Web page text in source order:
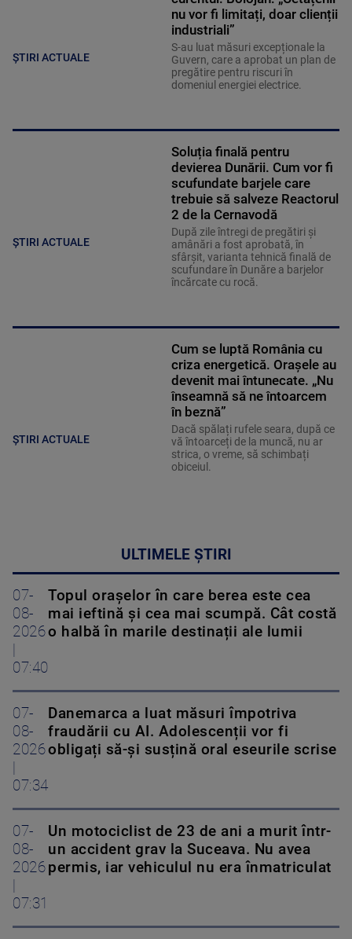
ȘTIRI ACTUALE
nu vor fi limitați, doar clienții
industriali”
S-au luat măsuri excepționale la
Guvern, care a aprobat un plan de
pregătire pentru riscuri în
domeniul energiei electrice.
ȘTIRI ACTUALE
Soluția finală pentru
devierea Dunării. Cum vor fi
scufundate barjele care
trebuie să salveze Reactorul
2 de la Cernavodă
După zile întregi de pregătiri și
amânări a fost aprobată, în
sfârșit, varianta tehnică finală de
scufundare în Dunăre a barjelor
încărcate cu rocă.
ȘTIRI ACTUALE
Cum se luptă România cu
criza energetică. Orașele au
devenit mai întunecate. „Nu
înseamnă să ne întoarcem
în beznă”
Dacă spălați rufele seara, după ce
vă întoarceți de la muncă, nu ar
strica, o vreme, să schimbați
obiceiul.
ULTIMELE ȘTIRI
07-
08-
2026
07:40
Topul orașelor în care berea este cea
mai ieftină și cea mai scumpă. Cât costă
o halbă în marile destinații ale lumii
07-
08-
2026
07:34
Danemarca a luat măsuri împotriva
fraudării cu AI. Adolescenții vor fi
obligați să-și susțină oral eseurile scrise
07-
08-
2026
07:31
Un motociclist de 23 de ani a murit într-
un accident grav la Suceava. Nu avea
permis, iar vehiculul nu era înmatriculat